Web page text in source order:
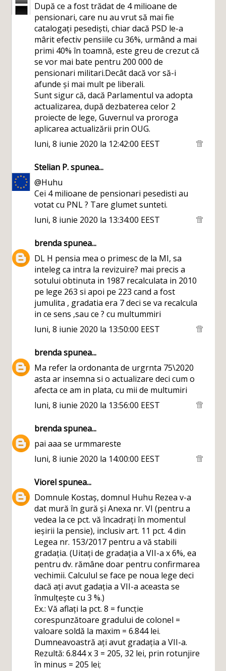
După ce a fost trădat de 4 milioane de
pensionari, care nu au vrut să mai fie
catalogați pesediști, chiar dacă PSD le-a
mârit efectiv pensiile cu 36%, urmând a mai
primi 40% în toamnă, este greu de crezut că
se vor mai bate pentru 200 000 de
pensionari militari.Decât dacă vor să-i
afunde și mai mult pe liberali.
Sunt sigur că, dacă Parlamentul va adopta
actualizarea, după dezbaterea celor 2
proiecte de lege, Guvernul va proroga
aplicarea actualizării prin OUG.
luni, 8 iunie 2020 la 12:42:00 EEST
Stelian P.spunea...
@Huhu
Cei 4 milioane de pensionari pesedisti au
votat cu PNL ? Tare glumet sunteti.
luni, 8 iunie 2020 la 13:34:00 EEST
brendaspunea...
DL H pensia mea o primesc de la MI, sa
inteleg ca intra la revizuire? mai precis a
sotului obtinuta in 1987 recalculata in 2010
pe lege 263 si apoi pe 223 cand a fost
jumulita , gradatia era 7 deci se va recalcula
in ce sens ,sau ce ? cu multummiri
luni, 8 iunie 2020 la 13:50:00 EEST
brendaspunea...
Ma refer la ordonanta de urgrnta 75\2020
asta ar insemna si o actualizare deci cum o
afecta ce am in plata, cu mii de multumiri
luni, 8 iunie 2020 la 13:56:00 EEST
brendaspunea...
pai aaa se urmmareste
luni, 8 iunie 2020 la 14:00:00 EEST
Viorelspunea...
Domnule Kostaș, domnul Huhu Rezea v-a
dat mură în gură și Anexa nr. VI (pentru a
vedea la ce pct. vă încadrați în momentul
ieșirii la pensie), inclusiv art. 11 pct. 4 din
Legea nr. 153/2017 pentru a vă stabili
gradația. (Uitați de gradația a VII-a x 6%, ea
pentru dv. rămâne doar pentru confirmarea
vechimii. Calculul se face pe noua lege deci
dacă ați avut gadația a VII-a aceasta se
înmulțește cu 3 %.)
Ex.: Vă aflați la pct. 8 = funcție
corespunzătoare gradului de colonel =
valoare soldă la maxim = 6.844 lei.
Dumneavoastră ați avut gradația a VII-a.
Rezultă: 6.844 x 3 = 205, 32 lei, prin rotunjire
în minus = 205 lei;